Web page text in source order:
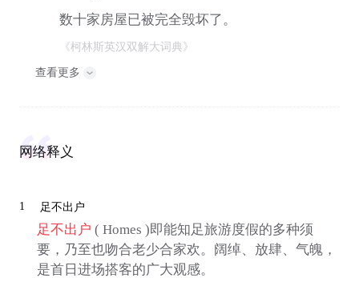
数十家房屋已被完全毁坏了。
《柯林斯英汉双解大词典》
查看更多
网络释义
1 足不出户
足不出户 ( Homes )即能知足旅游度假的多种须
要，乃至也吻合老少合家欢。阔绰、放肆、气魄，
是首日进场搭客的广大观感。